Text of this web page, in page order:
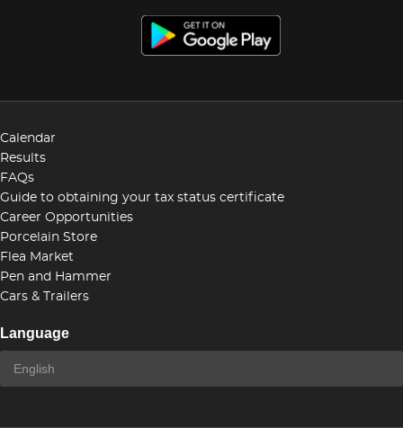
Calendar
Results
FAQs
Guide to obtaining your tax status certificate
Career Opportunities
Porcelain Store
Flea Market
Pen and Hammer
Cars & Trailers
Language